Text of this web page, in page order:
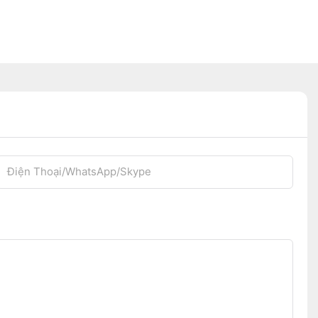
Điện Thoại/WhatsApp/Skype